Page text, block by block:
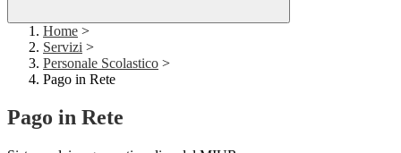
Home >
Servizi >
Personale Scolastico >
Pago in Rete
Pago in Rete